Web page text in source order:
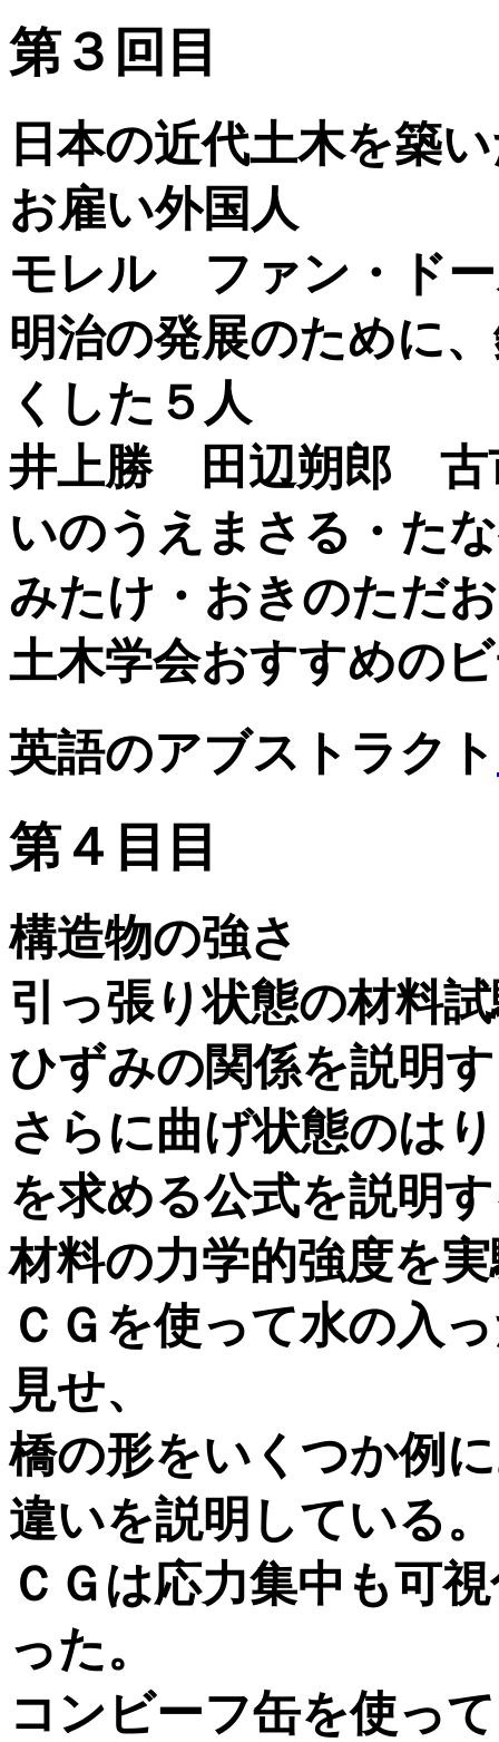
第３回目
日本の近代土木を築
お雇い外国人
モレル ファン・ド
明治の発展のために
くした５人
井上勝 田辺朔郎
いのうえまさる・た
みたけ・おきのただ
土木学会おすすめの
英語のアブストラクト
第４目目
構造物の強さ
引っ張り状態の材料
ひずみの関係を説明
さらに曲げ状態のは
を求める公式を説明
材料の力学的強度を
ＣＧを使って水の入
見せ、
橋の形をいくつか例
違いを説明している。
ＣＧは応力集中も可
った。
コンビーフ缶を使っ